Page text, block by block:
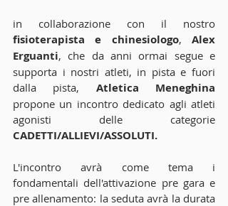
fisioterapista e chinesiologo, Alex
Erguanti, che da anni ormai segue e
supporta i nostri atleti, in pista e fuori
dalla pista, Atletica Meneghina
propone un incontro dedicato agli atleti
CADETTI/ALLIEVI/ASSOLUTI.
L'incontro avrà come tema i
fondamentali dell'attivazione pre gara e
pre allenamento: la seduta avrà la durata